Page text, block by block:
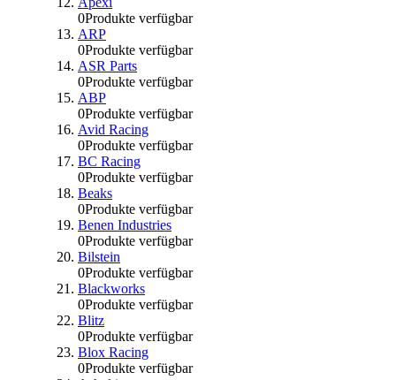
0Produkte verfügbar
ARP
0Produkte verfügbar
ASR Parts
0Produkte verfügbar
ABP
0Produkte verfügbar
Avid Racing
0Produkte verfügbar
BC Racing
0Produkte verfügbar
Beaks
0Produkte verfügbar
Benen Industries
0Produkte verfügbar
Bilstein
0Produkte verfügbar
Blackworks
0Produkte verfügbar
Blitz
0Produkte verfügbar
Blox Racing
0Produkte verfügbar